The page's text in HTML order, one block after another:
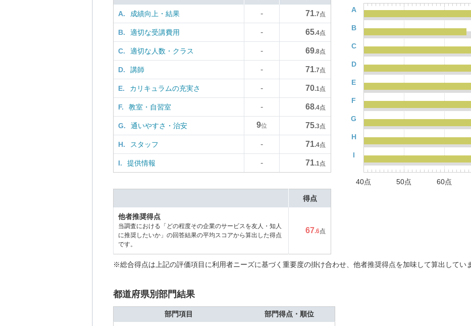
A. 成績向上・結果 - 71.7点
B. 適切な受講費用 - 65.4点
C. 適切な人数・クラス - 69.8点
D. 講師 - 71.7点
E. カリキュラムの充実さ - 70.1点
F. 教室・自習室 - 68.4点
G. 通いやすさ・治安 9位 75.3点
H. スタッフ - 71.4点
I. 提供情報 - 71.1点
A
B
C
D
E
F
G
H
I
40点 50点 60点
得点
他者推奨得点
当調査における「どの程度その企業のサービスを友人・知人
に推奨したいか」の回答結果の平均スコアから算出した得点
です。
67.6点
※総合得点は上記の評価項目に利用者ニーズに基づく重要度の掛け合わせ、他者推奨得点を加味して算出してい
都道府県別部門結果
部門項目 部門得点・順位